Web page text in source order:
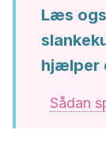
Læs
hjælper
Sådan